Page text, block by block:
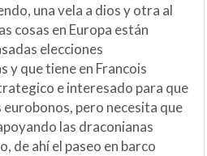
una vela a dios y otra al
cosas en Europa están
elecciones
y que tiene en Francois
e interesado para que
pero necesita que
las draconianas
de ahí el paseo en barco